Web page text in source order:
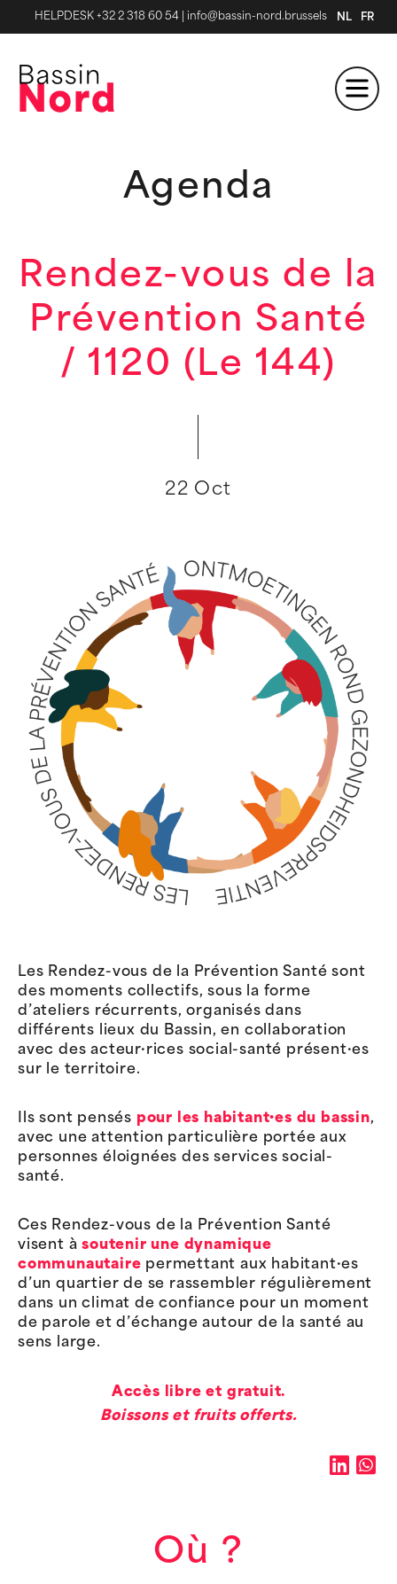
HELPDESK +32 2 318 60 54 info@bassin-nord.brussels NL FR
Agenda
Rendez-vous de la
Prévention Santé
/ 1120 (Le 144)
22 Oct
Les Rendez-vous de la Prévention Santé sont
des moments collectifs, sous la forme
d’ateliers récurrents, organisés dans
différents lieux du Bassin, en collaboration
avec des acteur·rices social-santé présent·es
sur le territoire.
Ils sont pensés pour les habitant·es du bassin,
avec une attention particulière portée aux
personnes éloignées des services social-
santé.
Ces Rendez-vous de la Prévention Santé
visent àsoutenir une dynamique
communautaire permettant aux habitant·es
d’un quartier de se rassembler régulièrement
dans un climat de confiance pour un moment
de parole et d’échange autour de la santé au
sens large.
Accès libre et gratuit.
Boissons et fruits offerts.
Où ?